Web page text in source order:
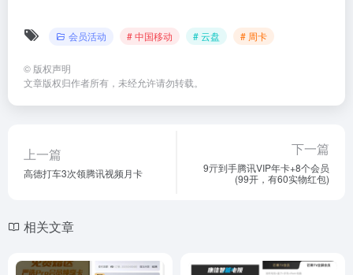
会员活动 # 中国移动 # 云盘 # 周卡
© 版权声明
文章版权归作者所有，未经允许请勿转载。
上一篇
高德打车3次领腾讯视频月卡
下一篇
9亓到手腾讯VIP年卡+8个会员
(99开，有60实物红包)
相关文章